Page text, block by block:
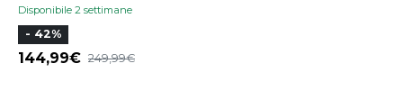
Disponibile 2 settimane
- 42%
144,99 249,99